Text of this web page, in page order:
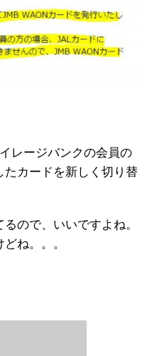
レージバンクの会員の
たカードを新しく切り替
ので、いいですよね。
ね。。。